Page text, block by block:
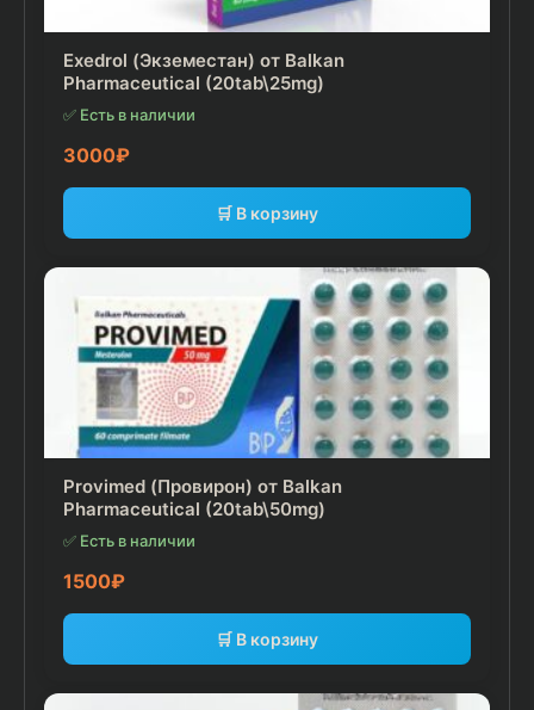
Exedrol (Экземестан) от Balkan
Pharmaceutical (20tab\25mg)
✅ Есть в наличии
3000₽
🛒 В корзину
Provimed (Провирон) от Balkan
Pharmaceutical (20tab\50mg)
✅ Есть в наличии
1500₽
🛒 В корзину